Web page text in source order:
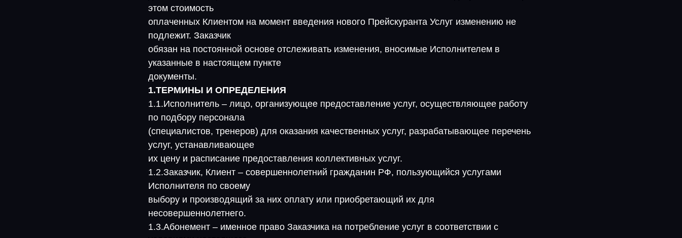
этом стоимость
оплаченных Клиентом на момент введения нового Прейскуранта Услуг изменению не
подлежит. Заказчик
обязан на постоянной основе отслеживать изменения, вносимые Исполнителем в
указанные в настоящем пункте
документы.
1.ТЕРМИНЫ И ОПРЕДЕЛЕНИЯ
1.1.Исполнитель – лицо, организующее предоставление услуг, осуществляющее работу
по подбору персонала
(специалистов, тренеров) для оказания качественных услуг, разрабатывающее перечень
услуг, устанавливающее
их цену и расписание предоставления коллективных услуг.
1.2.Заказчик, Клиент – совершеннолетний гражданин РФ, пользующийся услугами
Исполнителя по своему
выбору и производящий за них оплату или приобретающий их для
несовершеннолетнего.
1.3.Абонемент – именное право Заказчика на потребление услуг в соответствии с